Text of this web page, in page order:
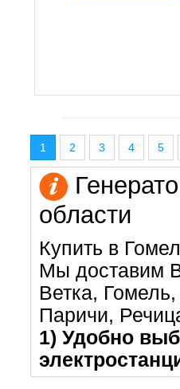
1 2 3 4 5
области
Купить в
Мы доставим
Ветка,
Паричи,
1) Удобно